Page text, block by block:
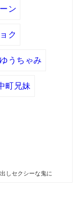
ン
ク
ゆうちゃみ
町兄妹
しセクシーな鬼に